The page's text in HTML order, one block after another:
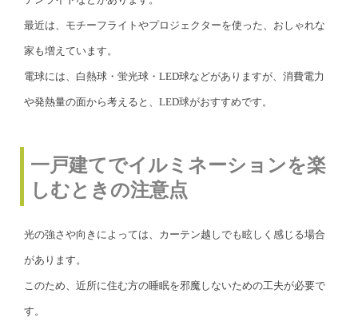
最近は、モチーフライトやプロジェクターを使った、おしゃれな
家も増えています。
電球には、白熱球・蛍光球・LED球などがありますが、消費電力
や発熱量の面から考えると、LED球がおすすめです。
一戸建てでイルミネーションを楽
しむときの注意点
光の強さや向きによっては、カーテン越しでも眩しく感じる場合
があります。
このため、近所に住む方の睡眠を邪魔しないための工夫が必要で
す。